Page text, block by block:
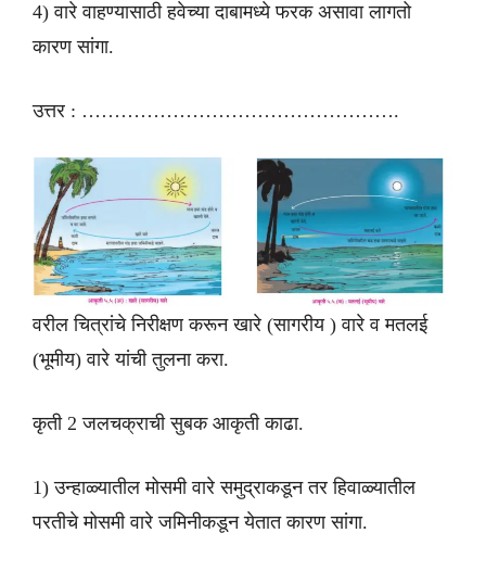
4) वारे वाहण्यासाठी हवेच्या दाबामध्ये फरक असावा लागतो
कारण सांगा.
उत्तर : ………………………………………….
वरील चित्रांचे निरीक्षण करून खारे (सागरीय ) वारे व मतलई
(भूमीय) वारे यांची तुलना करा.
कृती 2 जलचक्राची सुबक आकृती काढा.
1) उन्हाळ्यातील मोसमी वारे समुद्राकडून तर हिवाळ्यातील
परतीचे मोसमी वारे जमिनीकडून येतात कारण सांगा.